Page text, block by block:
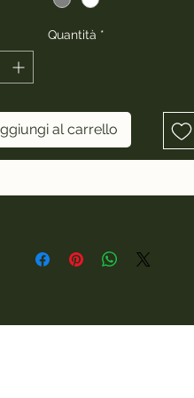
Quantità *
al carrello